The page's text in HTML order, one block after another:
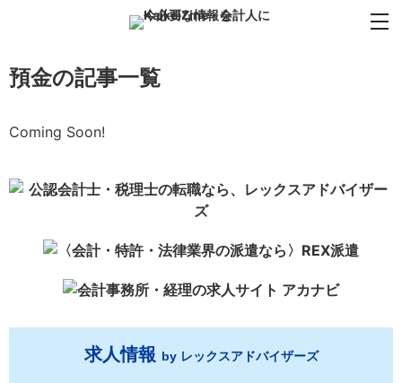
預金の記事一覧
Coming Soon!
求人情報 by レックスアドバイザーズ